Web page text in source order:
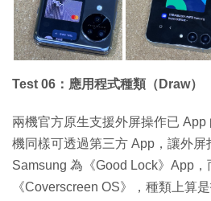
Test 06：應用程式種類（Draw）
兩機官方原生支援外屏操作已 App
機同樣可透過第三方 App，讓外屏
Samsung 為《Good Lock》App，
《Coverscreen OS》，種類上算